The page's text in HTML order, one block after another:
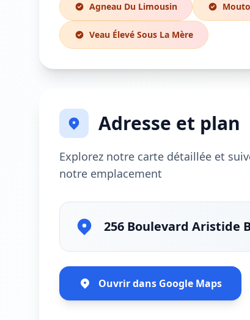
Agneau Du Limousin
Veau Élevé Sous La Mère
Adresse et plan
Explorez notre carte détaillée et
notre emplacement
256 Boulevard Aristide
Ouvrir dans Google Maps